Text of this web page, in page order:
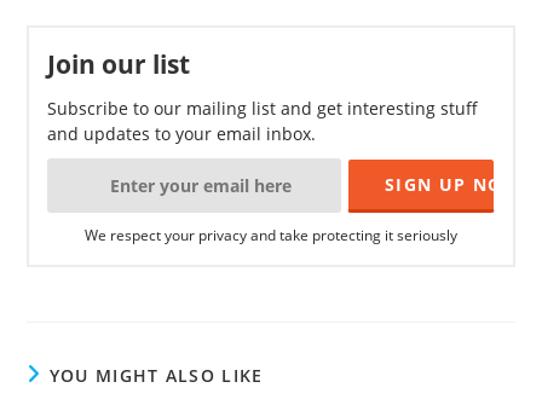
Join our list
Subscribe to our mailing list and get interesting stuff
and updates to your email inbox.
We respect your privacy and take protecting it seriously
YOU MIGHT ALSO LIKE